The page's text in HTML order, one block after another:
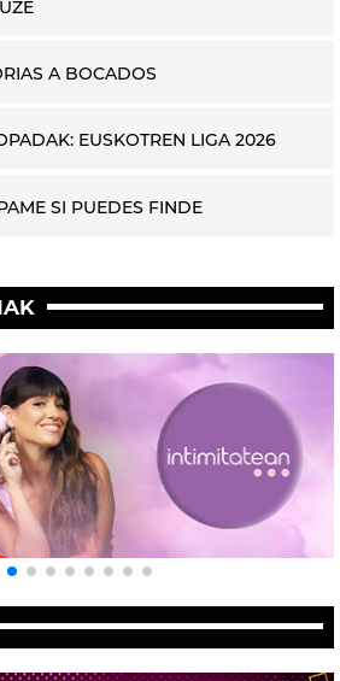
A BOCADOS
EUSKOTREN LIGA 2026
SI PUEDES FINDE